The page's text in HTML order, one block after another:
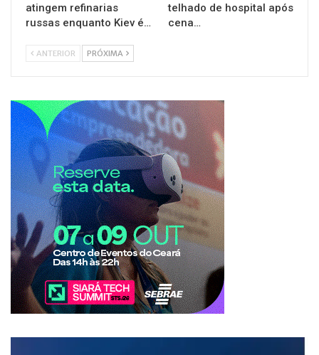
atingem refinarias
russas enquanto Kiev é…
telhado de hospital após
cena…
ANTERIOR PRÓXIMA